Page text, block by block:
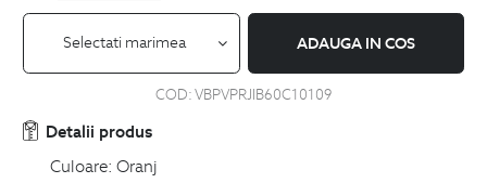
Selectati marimea ADAUGA IN COS
COD:VBPVPRJIB60C10109
Detalii produs
Culoare: Oranj